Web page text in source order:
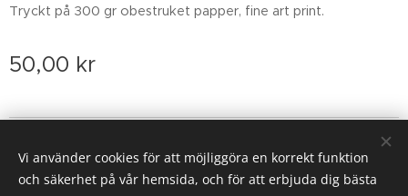
Tryckt på 300 gr obestruket papper, fine art print.
50,00 kr
Cookies
Vi använder cookies för att möjliggöra en korrekt funktion
och säkerhet på vår hemsida, och för att erbjuda dig bästa